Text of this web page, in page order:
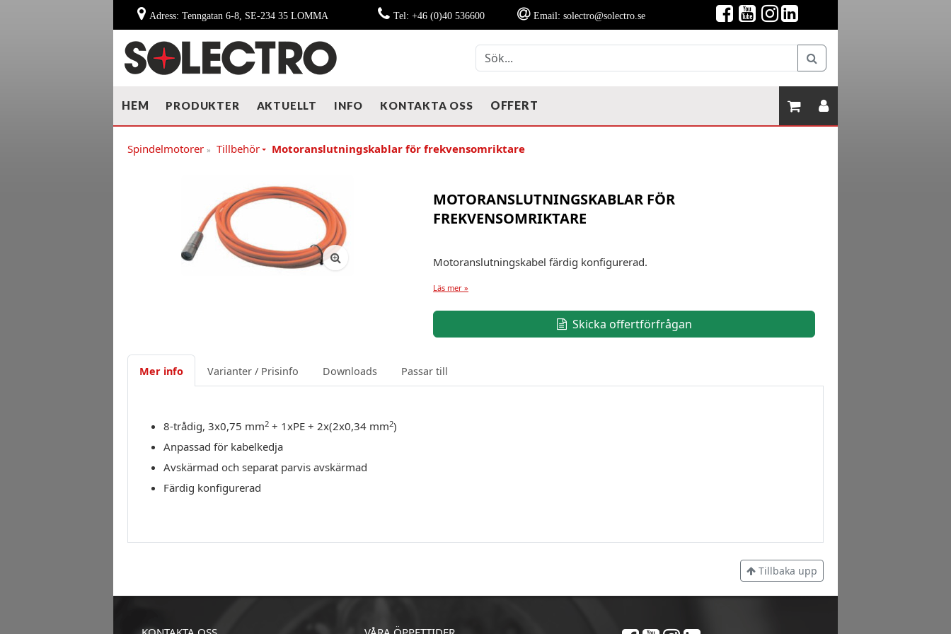
Adress: Tenngatan 6-8, SE-234 35 LOMMA Tel: +46 (0)40 536600 Email: solectro@solectro.se
HEM PRODUKTER AKTUELLT INFO KONTAKTA OSS OFFERT
Spindelmotorer » Tillbehör Motoranslutningskablar för frekvensomriktare
MOTORANSLUTNINGSKABLAR FÖR
FREKVENSOMRIKTARE
Motoranslutningskabel färdig konfigurerad.
Läs mer »
Skicka offertförfrågan
Mer info Varianter / Prisinfo Downloads Passar till
8-trådig, 3x0,75 mm2 + 1xPE + 2x(2x0,34 mm2)
Anpassad för kabelkedja
Avskärmad och separat parvis avskärmad
Färdig konfigurerad
Tillbaka upp